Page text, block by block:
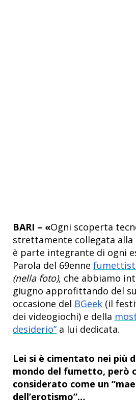
BARI – «Ogni scoperta
strettamente collegata alla
è parte integrante di ogni
Parola del 69enne
(nella foto), che abbiamo
giugno approfittando del
occasione del BGeek (il
dei videogiochi) e della
desiderio” a lui dedicata.
Lei si è cimentato nei più
mondo del fumetto, però
considerato come un
dell’erotismo”…